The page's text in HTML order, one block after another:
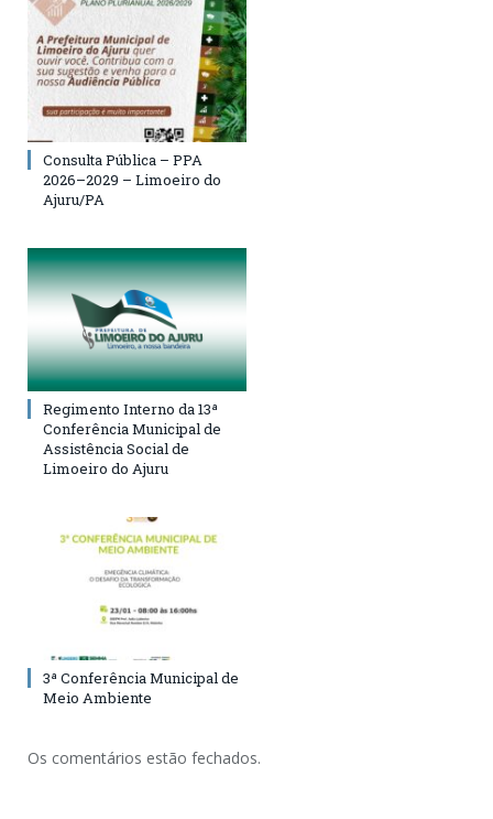
Consulta Pública – PPA
2026–2029 – Limoeiro do
Ajuru/PA
Regimento Interno da 13ª
Conferência Municipal de
Assistência Social de
Limoeiro do Ajuru
3ª Conferência Municipal de
Meio Ambiente
Os comentários estão fechados.